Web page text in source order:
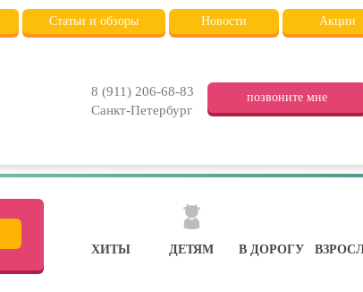
Статьи и обзоры Новости Акции
8 (911) 206-68-83
Санкт-Петербург
позвоните мне
ХИТЫ
ДЕТЯМ В ДОРОГУ